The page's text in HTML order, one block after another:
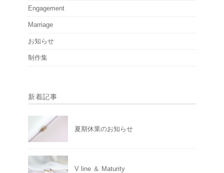
Engagement
Marriage
お知らせ
制作集
新着記事
夏期休業のお知らせ
V line ＆ Maturity